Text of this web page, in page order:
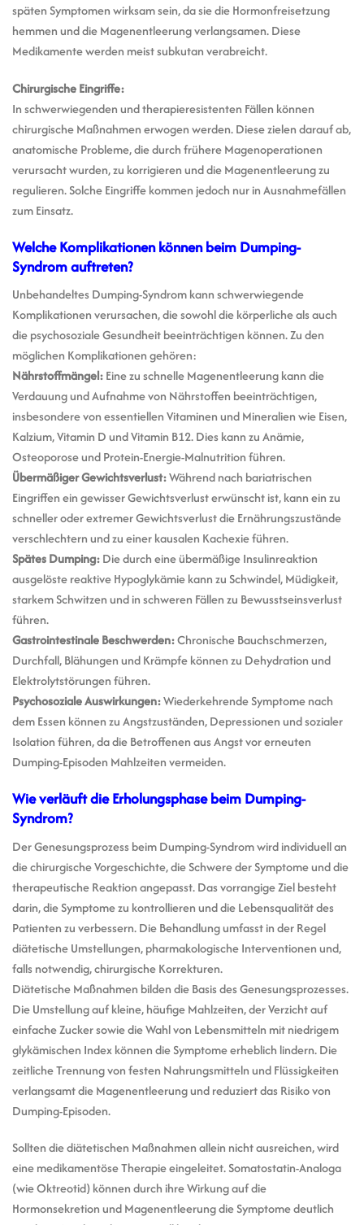
späten Symptomen wirksam sein, da sie die Hormonfreisetzung
hemmen und die Magenentleerung verlangsamen. Diese
Medikamente werden meist subkutan verabreicht.
Chirurgische Eingriffe:
In schwerwiegenden und therapieresistenten Fällen können
chirurgische Maßnahmen erwogen werden. Diese zielen darauf ab,
anatomische Probleme, die durch frühere Magenoperationen
verursacht wurden, zu korrigieren und die Magenentleerung zu
regulieren. Solche Eingriffe kommen jedoch nur in Ausnahmefällen
zum Einsatz.
Welche Komplikationen können beim Dumping-
Syndrom auftreten?
Unbehandeltes Dumping-Syndrom kann schwerwiegende
Komplikationen verursachen, die sowohl die körperliche als auch
die psychosoziale Gesundheit beeinträchtigen können. Zu den
möglichen Komplikationen gehören:
Nährstoffmängel:Eine zu schnelle Magenentleerung kann die
Verdauung und Aufnahme von Nährstoffen beeinträchtigen,
insbesondere von essentiellen Vitaminen und Mineralien wie Eisen,
Kalzium, Vitamin D und Vitamin B12. Dies kann zu Anämie,
Osteoporose und Protein-Energie-Malnutrition führen.
Übermäßiger Gewichtsverlust:Während nach bariatrischen
Eingriffen ein gewisser Gewichtsverlust erwünscht ist, kann ein zu
schneller oder extremer Gewichtsverlust die Ernährungszustände
verschlechtern und zu einer kausalen Kachexie führen.
Spätes Dumping:Die durch eine übermäßige Insulinreaktion
ausgelöste reaktive Hypoglykämie kann zu Schwindel, Müdigkeit,
starkem Schwitzen und in schweren Fällen zu Bewusstseinsverlust
führen.
Gastrointestinale Beschwerden:Chronische Bauchschmerzen,
Durchfall, Blähungen und Krämpfe können zu Dehydration und
Elektrolytstörungen führen.
Psychosoziale Auswirkungen:Wiederkehrende Symptome nach
dem Essen können zu Angstzuständen, Depressionen und sozialer
Isolation führen, da die Betroffenen aus Angst vor erneuten
Dumping-Episoden Mahlzeiten vermeiden.
Wie verläuft die Erholungsphase beim Dumping-
Syndrom?
Der Genesungsprozess beim Dumping-Syndrom wird individuell an
die chirurgische Vorgeschichte, die Schwere der Symptome und die
therapeutische Reaktion angepasst. Das vorrangige Ziel besteht
darin, die Symptome zu kontrollieren und die Lebensqualität des
Patienten zu verbessern. Die Behandlung umfasst in der Regel
diätetische Umstellungen, pharmakologische Interventionen und,
falls notwendig, chirurgische Korrekturen.
Diätetische Maßnahmen bilden die Basis des Genesungsprozesses.
Die Umstellung auf kleine, häufige Mahlzeiten, der Verzicht auf
einfache Zucker sowie die Wahl von Lebensmitteln mit niedrigem
glykämischen Index können die Symptome erheblich lindern. Die
zeitliche Trennung von festen Nahrungsmitteln und Flüssigkeiten
verlangsamt die Magenentleerung und reduziert das Risiko von
Dumping-Episoden.
Sollten die diätetischen Maßnahmen allein nicht ausreichen, wird
eine medikamentöse Therapie eingeleitet. Somatostatin-Analoga
(wie Oktreotid) können durch ihre Wirkung auf die
Hormonsekretion und Magenentleerung die Symptome deutlich